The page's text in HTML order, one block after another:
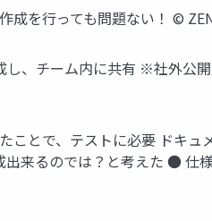
成を行っても問題ない！ ©
し、チーム内に共有 ※社外公
ことで、テストに必要 ドキュ
来るのでは？と考えた ● 仕